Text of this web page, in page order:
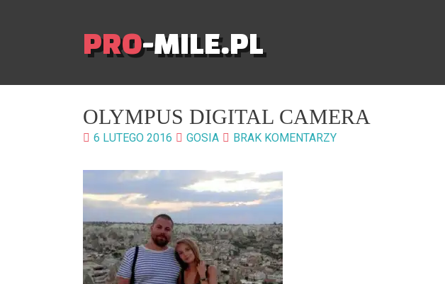
PRO-MILE.PL
OLYMPUS DIGITAL CAMERA
6 LUTEGO 2016 GOSIA BRAK KOMENTARZY